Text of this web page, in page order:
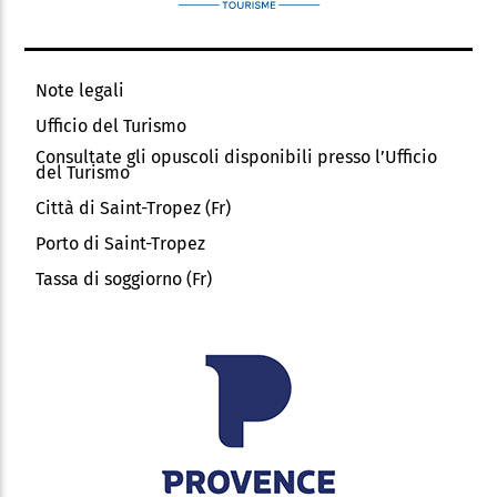
Note legali
Ufficio del Turismo
Consultate gli opuscoli disponibili presso l’Ufficio
del Turismo
Città di Saint-Tropez (Fr)
Porto di Saint-Tropez
Tassa di soggiorno (Fr)